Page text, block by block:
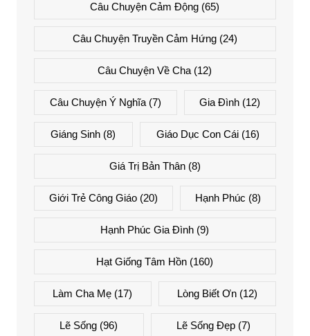
Câu Chuyện Cảm Động (65)
Câu Chuyện Truyền Cảm Hứng(24)
Câu Chuyện Về Cha (12)
Câu Chuyện Ý Nghĩa(7) Gia Đình (12)
Giáng Sinh (8) Giáo Dục Con Cái(16)
Giá Trị Bản Thân(8)
Giới Trẻ Công Giáo(20) Hạnh Phúc (8)
Hạnh Phúc Gia Đình (9)
Hạt Giống Tâm Hồn (160)
Làm Cha Mẹ (17) Lòng Biết Ơn(12)
Lẽ Sống (96) Lẽ Sống Đẹp(7)